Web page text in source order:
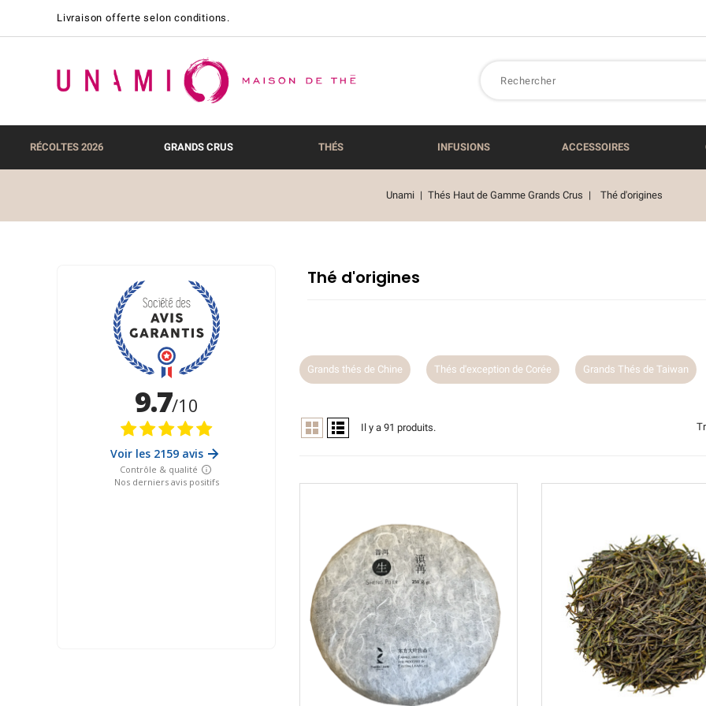
Livraison offerte selon conditions.
RÉCOLTES 2026 GRANDS CRUS THÉS INFUSIONS ACCESSOIRES
Unami Thés Haut de Gamme Grands Crus Thé d'origines
Thé d'origines
Grands thés de Chine Thés d'exception de Corée Grands Thés de Taiwan
Il y a 91 produits.